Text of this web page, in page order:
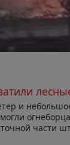
и
части